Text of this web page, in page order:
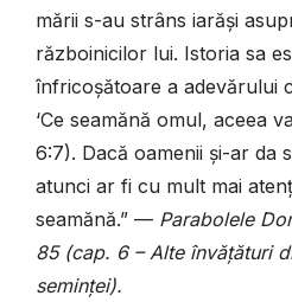
mării s-au strâns iarăși
războinicilor lui. Istoria sa
înfricoșătoare a adevărului
‘Ce seamănă omul, aceea
6:7). Dacă oamenii și-ar da
atunci ar fi cu mult mai
seamănă.” — Parabolele
85 (cap. 6 – Alte învățături
seminței).